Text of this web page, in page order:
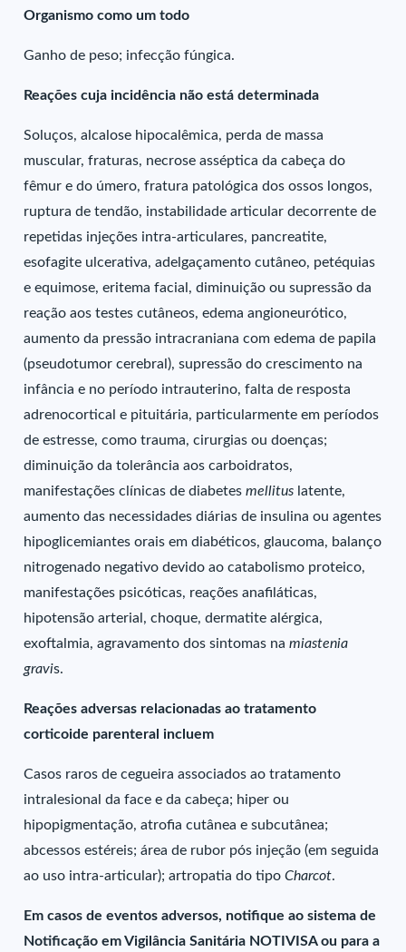
Organismo como um todo
Ganho de peso; infecção fúngica.
Reações cuja incidência não está determinada
Soluços, alcalose hipocalêmica, perda de massa
muscular, fraturas, necrose asséptica da cabeça do
fêmur e do úmero, fratura patológica dos ossos longos,
ruptura de tendão, instabilidade articular decorrente de
repetidas injeções intra-articulares, pancreatite,
esofagite ulcerativa, adelgaçamento cutâneo, petéquias
e equimose, eritema facial, diminuição ou supressão da
reação aos testes cutâneos, edema angioneurótico,
aumento da pressão intracraniana com edema de papila
(pseudotumor cerebral), supressão do crescimento na
infância e no período intrauterino, falta de resposta
adrenocortical e pituitária, particularmente em períodos
de estresse, como trauma, cirurgias ou doenças;
diminuição da tolerância aos carboidratos,
manifestações clínicas de diabetesmellitus latente,
aumento das necessidades diárias de insulina ou agentes
hipoglicemiantes orais em diabéticos, glaucoma, balanço
nitrogenado negativo devido ao catabolismo proteico,
manifestações psicóticas, reações anafiláticas,
hipotensão arterial, choque, dermatite alérgica,
exoftalmia, agravamento dos sintomas na miastenia
gravis.
Reações adversas relacionadas ao tratamento
corticoide parenteral incluem
Casos raros de cegueira associados ao tratamento
intralesional da face e da cabeça; hiper ou
hipopigmentação, atrofia cutânea e subcutânea;
abcessos estéreis; área de rubor pós injeção (em seguida
ao uso intra-articular); artropatia do tipoCharcot.
Em casos de eventos adversos, notifique ao sistema de
Notificação em Vigilância Sanitária NOTIVISA ou para a